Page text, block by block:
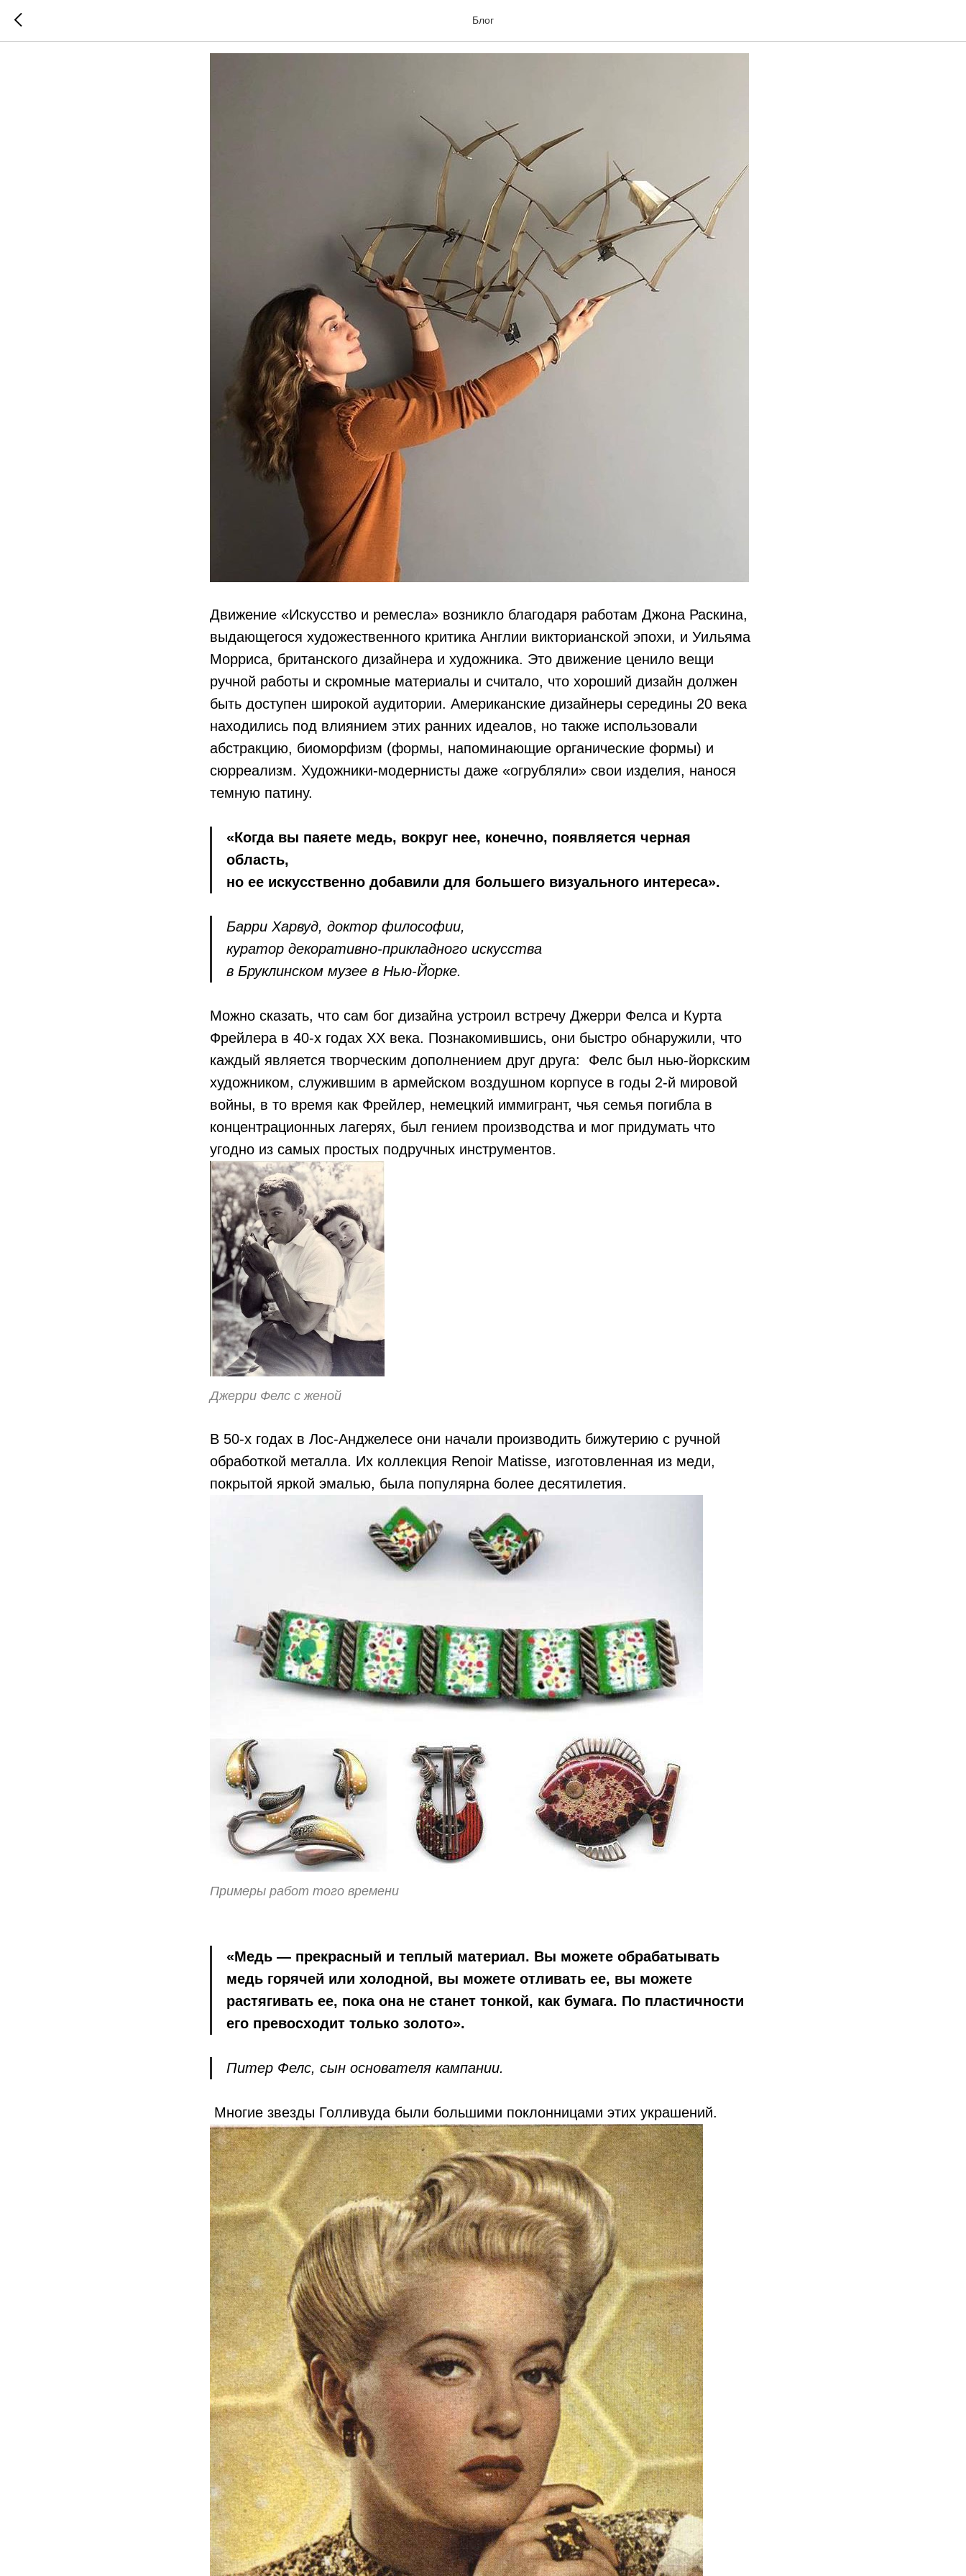
Блог
Ремесло и искусство
Движение «Искусство и ремесла» возникло благодаря работам Джона Раскина,
выдающегося художественного критика Англии викторианской эпохи, и Уильяма
Морриса, британского дизайнера и художника. Это движение ценило вещи
ручной работы и скромные материалы и считало, что хороший дизайн должен
быть доступен широкой аудитории. Американские дизайнеры середины 20 века
находились под влиянием этих ранних идеалов, но также использовали
абстракцию, биоморфизм (формы, напоминающие органические формы) и
сюрреализм. Художники-модернисты даже «огрубляли» свои изделия, нанося
темную патину.
«Когда вы паяете медь, вокруг нее, конечно, появляется черная
область,
но ее искусственно добавили для большего визуального интереса».
Барри Харвуд, доктор философии,
куратор декоративно-прикладного искусства
в Бруклинском музее в Нью-Йорке.
Можно сказать, что сам бог дизайна устроил встречу Джерри Фелса и Курта
Фрейлера в 40-х годах ХХ века. Познакомившись, они быстро обнаружили, что
каждый является творческим дополнением друг друга: Фелс был нью-йоркским
художником, служившим в армейском воздушном корпусе в годы 2-й мировой
войны, в то время как Фрейлер, немецкий иммигрант, чья семья погибла в
концентрационных лагерях, был гением производства и мог придумать что
угодно из самых простых подручных инструментов.
Джерри Фелс с женой
В 50-х годах в Лос-Анджелесе они начали производить бижутерию с ручной
обработкой металла. Их коллекция Renoir Matisse, изготовленная из меди,
покрытой яркой эмалью, была популярна более десятилетия.
Примеры работ того времени
«Медь — прекрасный и теплый материал. Вы можете обрабатывать
медь горячей или холодной, вы можете отливать ее, вы можете
растягивать ее, пока она не станет тонкой, как бумага. По пластичности
его превосходит только золото».
Питер Фелс, сын основателя кампании.
Многие звезды Голливуда были большими поклонницами этих украшений.